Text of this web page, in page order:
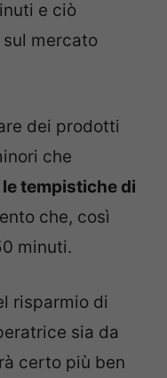
e ciò
mercato
dei prodotti
che
tempistiche di
che, così
minuti.
risparmio di
sia da
certo più ben